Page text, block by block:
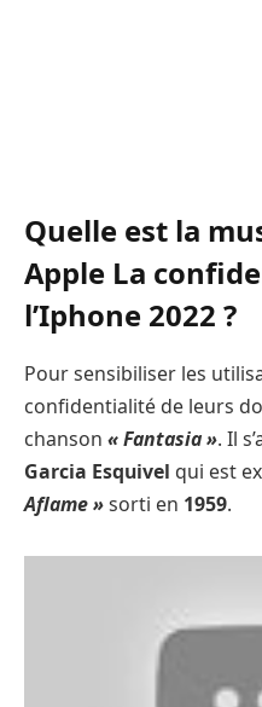
Quelle est la
Apple La
l’Iphone 2022 ?
Pour sensibiliser les
confidentialité de leurs
chanson « Fantasia ». Il
Garcia Esquivel qui est
Aflame »sorti en 1959.